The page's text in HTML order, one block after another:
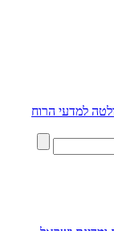
למדעי הרוח